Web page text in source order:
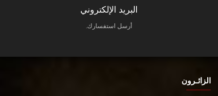
البريد الإلكتروني
أرسل استفسارك.
الزائـرون